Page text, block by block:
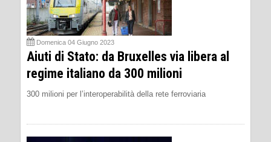
Domenica 04 Giugno 2023
Aiuti di Stato: da Bruxelles via libera al
regime italiano da 300 milioni
300 milioni per l’interoperabilità della rete ferroviaria